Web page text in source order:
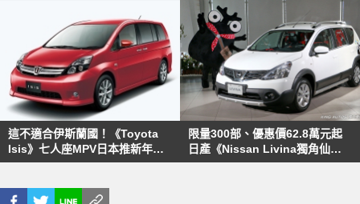
這不適合伊斯蘭國！《Toyota
Isis》七人座MPV日本推新年式
車款
限量300部、優惠價62.8萬元起
日產《Nissan Livina獨角仙特
式車》開賣